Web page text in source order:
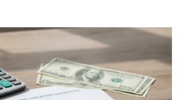
I have spent years watching the shops
the real numbers. The "open
a new, smarter era of watch investing
is my personal take on how to
market without getting